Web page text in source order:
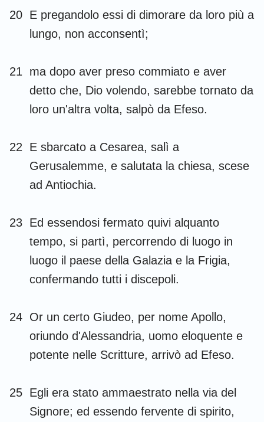
9 12
22 23 24 25 26
20 E pregandolo essi di dimorare da loro più a
lungo, non acconsentì;
21
ma dopo aver preso commiato e aver
detto che, Dio volendo, sarebbe tornato da
loro un'altra volta, salpò da Efeso.
22
E sbarcato a Cesarea, salì a
Gerusalemme, e salutata la chiesa, scese
ad Antiochia.
23 Ed essendosi fermato quivi alquanto
tempo, si partì, percorrendo di luogo in
luogo il paese della Galazia e la Frigia,
confermando tutti i discepoli.
24 Or un certo Giudeo, per nome Apollo,
oriundo d'Alessandria, uomo eloquente e
potente nelle Scritture, arrivò ad Efeso.
25 Egli era stato ammaestrato nella via del
Signore; ed essendo fervente di spirito,